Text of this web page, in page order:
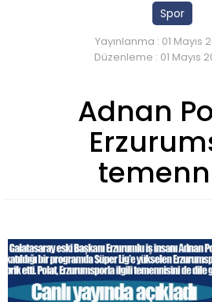
Spor
Yayınlanma : 01 Mayıs
Düzenleme : 01 Mayıs
Adnan